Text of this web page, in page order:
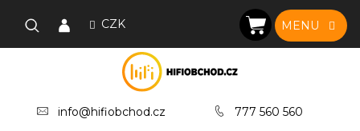
CZK
info@hifiobchod.cz 777 560 560
NÁKUPNÍ
KOŠÍK